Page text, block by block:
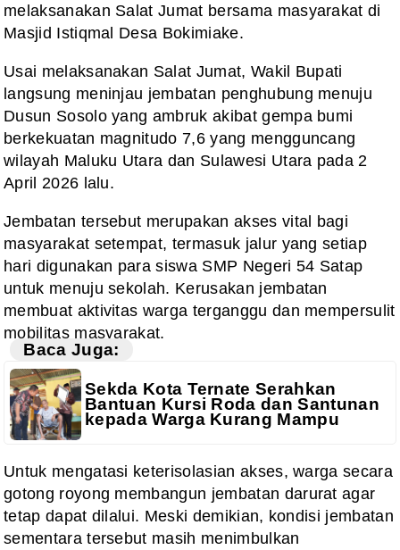
melaksanakan Salat Jumat bersama masyarakat di
Masjid Istiqmal Desa Bokimiake.
Usai melaksanakan Salat Jumat, Wakil Bupati
langsung meninjau jembatan penghubung menuju
Dusun Sosolo yang ambruk akibat gempa bumi
berkekuatan magnitudo 7,6 yang mengguncang
wilayah Maluku Utara dan Sulawesi Utara pada 2
April 2026 lalu.
Jembatan tersebut merupakan akses vital bagi
masyarakat setempat, termasuk jalur yang setiap
hari digunakan para siswa SMP Negeri 54 Satap
untuk menuju sekolah. Kerusakan jembatan
membuat aktivitas warga terganggu dan mempersulit
mobilitas masyarakat.
Baca Juga:
Sekda Kota Ternate Serahkan
Bantuan Kursi Roda dan Santunan
kepada Warga Kurang Mampu
Untuk mengatasi keterisolasian akses, warga secara
gotong royong membangun jembatan darurat agar
tetap dapat dilalui. Meski demikian, kondisi jembatan
sementara tersebut masih menimbulkan